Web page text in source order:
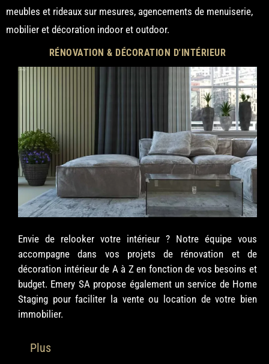
meubles et rideaux sur mesures, agencements de menuiserie,
mobilier et décoration indoor et outdoor.
RÉNOVATION & DÉCORATION D'INTÉRIEUR
Envie de relooker votre intérieur ? Notre équipe vous
accompagne dans vos projets de rénovation et de
décoration intérieur de A à Z en fonction de vos besoins et
budget. Emery SA propose également un service de Home
Staging pour faciliter la vente ou location de votre bien
immobilier.
Plus